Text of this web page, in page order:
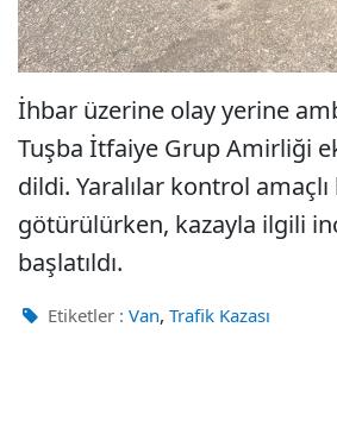
İhbar üzerine olay yerine
Tuşba İtfaiye Grup Amirliği
dildi. Yaralılar kontrol
götürülürken, kazayla ilgili
başlatıldı.
Etiketler : Van, Trafik Kazası